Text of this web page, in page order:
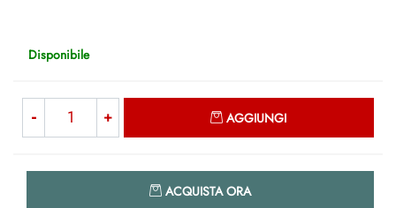
Disponibile
AGGIUNGI
ACQUISTA ORA